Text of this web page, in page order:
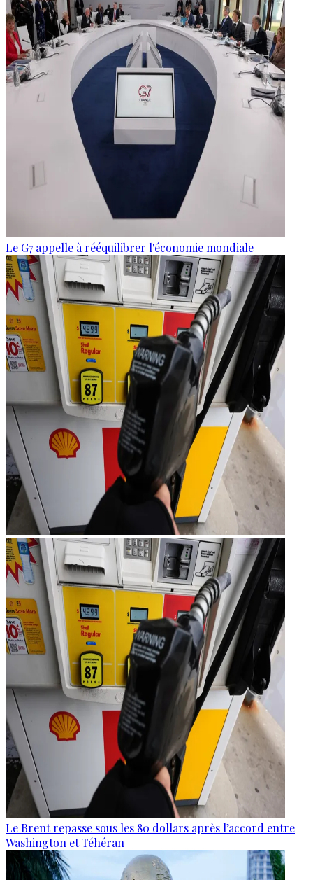
Le G7 appelle à rééquilibrer l'économie mondiale
Le Brent repasse sous les 80 dollars après l’accord entre
Washington et Téhéran